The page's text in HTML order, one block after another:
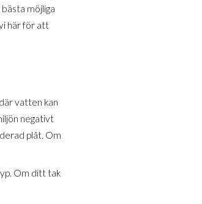
möjliga
här för att
vatten kan
negativt
plåt. Om
Om ditt tak